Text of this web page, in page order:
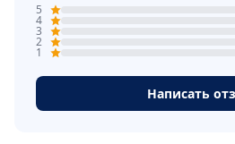
5
4
3
2
1
Написать